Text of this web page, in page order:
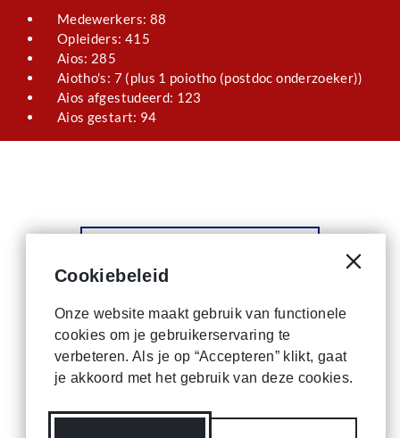
Cookiebeleid
Onze website maakt gebruik van functionele
cookies om je gebruikerservaring te
verbeteren. Als je op “Accepteren” klikt, gaat
je akkoord met het gebruik van deze cookies.
Medewerkers: 88
Opleiders: 415
Aios: 285
Aiotho's: 7 (plus 1 poiotho (postdoc onderzoeker))
Aios afgestudeerd: 123
Aios gestart: 94